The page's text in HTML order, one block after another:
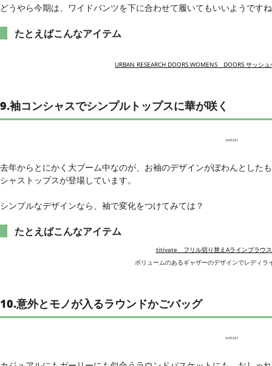
どうやら今期は、ワイドパンツを下に合わせて履いてもいいようです
たとえばこんなアイテム
URBAN RESEARCH DOORS WOMENS DOORS サッシ
9.袖コンシャスでシンプルトップスに華が咲く
wear
去年からとにかく大ブーム中なのが、お袖のデザインがぽわんとした
シャストップスが登場しています。
シンプルなデザインなら、袖で変化をつけてみては？
たとえばこんなアイテム
titivate フリル切り替えAラインブラウス
ボリュームのあるギャザーのデザインでレディラ
10.意外とモノが入るラウンドかごバッグ
wear